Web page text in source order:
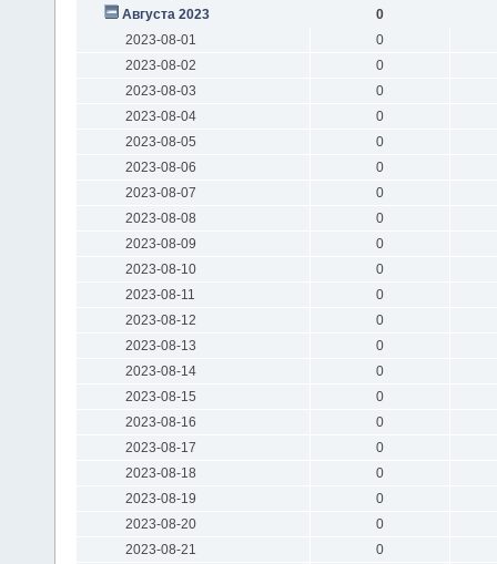
Августа 2023
0
2023-08-01
0
2023-08-02
0
2023-08-03
0
2023-08-04
0
2023-08-05
0
2023-08-06
0
2023-08-07
0
2023-08-08
0
2023-08-09
0
2023-08-10
0
2023-08-11
0
2023-08-12
0
2023-08-13
0
2023-08-14
0
2023-08-15
0
2023-08-16
0
2023-08-17
0
2023-08-18
0
2023-08-19
0
2023-08-20
0
2023-08-21
0